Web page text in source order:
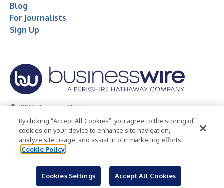
Blog
For Journalists
Sign Up
© 2026 Business Wire, Inc.
Privacy Policy Cookie Policy
Accessibility Statement
Terms of Use
Legal
By clicking “Accept All Cookies”, you agree to the storing of
cookies on your device to enhance site navigation,
analyze site usage, and assist in our marketing efforts.
Cookie Policy
Cookies Settings Accept All Cookies